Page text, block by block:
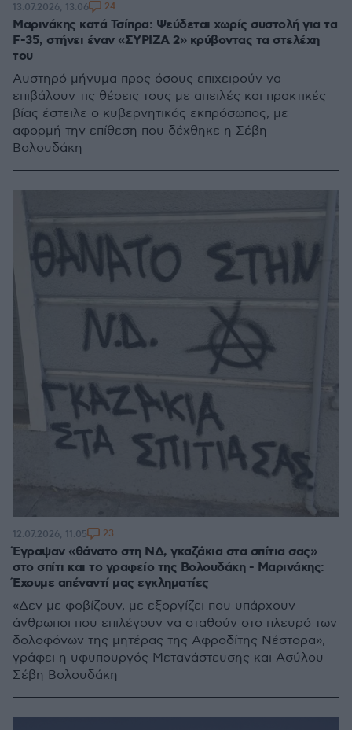
Μαρινάκης κατά Τσίπρα: Ψεύδεται χωρίς συστολή για τα
F-35, στήνει έναν «ΣΥΡΙΖΑ 2» κρύβοντας τα στελέχη
του
Αυστηρό μήνυμα προς όσους επιχειρούν να
επιβάλουν τις θέσεις τους με απειλές και πρακτικές
βίας έστειλε ο κυβερνητικός εκπρόσωπος, με
αφορμή την επίθεση που δέχθηκε η Σέβη
Βολουδάκη
13.07.2026, 13:06 24
Έγραψαν «θάνατο στη ΝΔ, γκαζάκια στα σπίτια σας»
στο σπίτι και το γραφείο της Βολουδάκη - Μαρινάκης:
Έχουμε απέναντί μας εγκληματίες
«Δεν με φοβίζουν, με εξοργίζει που υπάρχουν
άνθρωποι που επιλέγουν να σταθούν στο πλευρό των
δολοφόνων της μητέρας της Αφροδίτης Νέστορα»,
γράφει η υφυπουργός Μετανάστευσης και Ασύλου
Σέβη Βολουδάκη
12.07.2026, 11:05 23